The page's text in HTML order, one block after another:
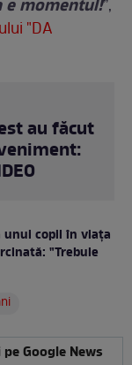
e momentul!”,
"DA
au făcut
unui copil în viața
"Trebuie
Google News